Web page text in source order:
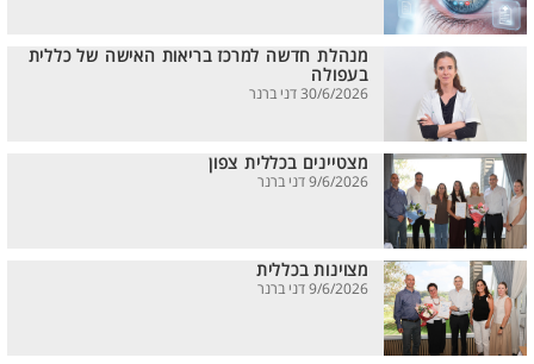
מנהלת חדשה למרכז בריאות האישה של כללית
בעפולה
30/6/2026 דני ברנר
מצטיינים בכללית צפון
9/6/2026 דני ברנר
מצוינות בכללית
9/6/2026 דני ברנר